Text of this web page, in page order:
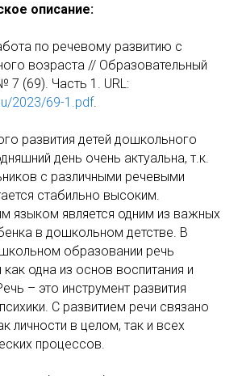
описание:
по речевому развитию с
возраста // Образовательный
7 (69). Часть 1. URL:
2023/69-1.pdf.
развития детей дошкольного
день очень актуальна, т.к.
с различными речевыми
стабильно высоким.
языком является одним из важных
в дошкольном детстве. В
образовании речь
одна из основ воспитания и
– это инструмент развития
С развитием речи связано
личности в целом, так и всех
процессов.